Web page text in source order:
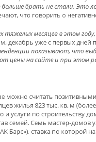
больше брать не стали. Это
что говорить о
тяжелых месяцев в этом году,
декабрь уже с первых
показывают, что
цены на сайте и при этом
можно считать
жилья 823 тыс. кв. м
и услуги по
семей. Семь мастер-домов
Барс»), ставка по которой